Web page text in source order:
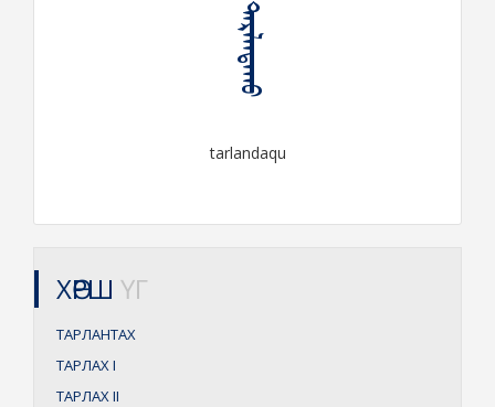
ᠲᠠᠷᠯᠠᠨᠳᠠᠬᠤ
tarlandaqu
ХӨРШ ҮГ
ТАРЛАНТАХ
ТАРЛАХI
ТАРЛАХII